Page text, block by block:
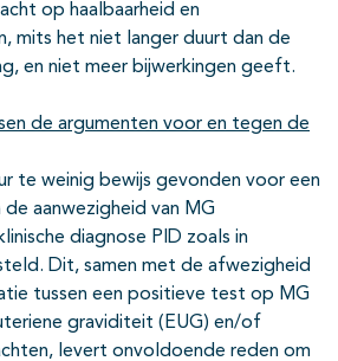
op haalbaarheid en
mits het niet langer duurt dan de
en niet meer bijwerkingen geeft.
de argumenten voor en tegen de
te weinig bewijs gevonden voor een
aanwezigheid van MG
diagnose PID zoals in
Dit, samen met de afwezigheid
tussen een positieve test op MG
graviditeit (EUG) en/of
levert onvoldoende reden om